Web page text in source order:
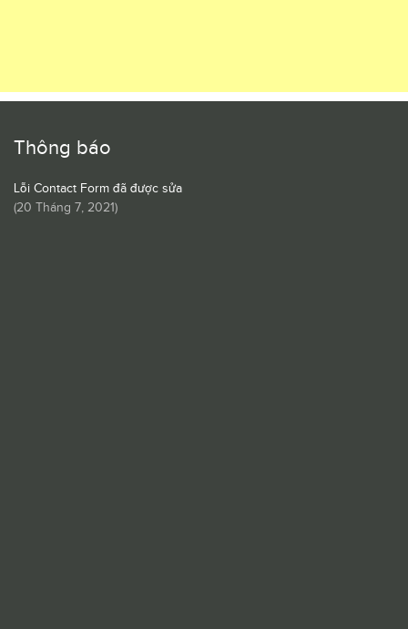
Thông báo
Lỗi Contact Form đã được sửa
(20 Tháng 7, 2021)